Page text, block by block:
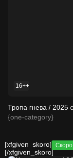
16++
{one-category}
[xfgiven_skoro] Скоро
[/xfgiven_skoro]